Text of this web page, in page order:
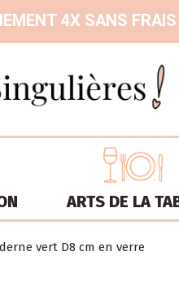
4X SANS
ARTS DE LA
vert D8 cm en verre